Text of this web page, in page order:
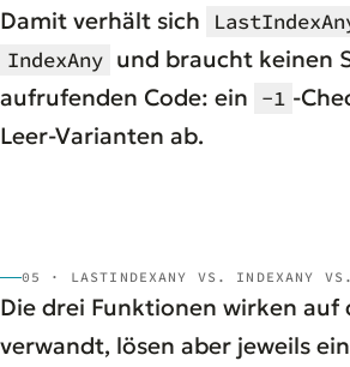
Damit verhält sich
IndexAny und braucht keinen
aufrufenden Code: ein -1 -
Leer-Varianten ab.
05 · LASTINDEXANY VS. INDEXANY
Die drei Funktionen wirken auf
verwandt, lösen aber jeweils